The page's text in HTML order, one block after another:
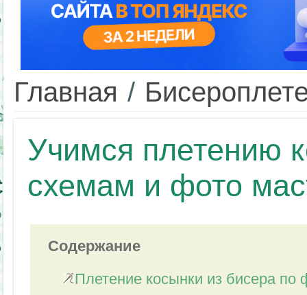
Главная /
Учимся плетению
схемам и фото
Содержание
Плетение косынки из бисера по